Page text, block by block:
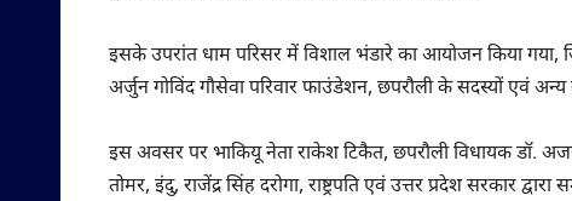
इसके उपरांत धाम परिसर में विशाल भंडारे का आयोजन किया गया,
अर्जुन गोविंद गौसेवा परिवार फाउंडेशन, छपरौली के सदस्यों एवं अन्य
इस अवसर पर भाकियू नेता राकेश टिकैत, छपरौली विधायक डॉ.
तोमर, इंदु, राजेंद्र सिंह दरोगा, राष्ट्रपति एवं उत्तर प्रदेश सरकार